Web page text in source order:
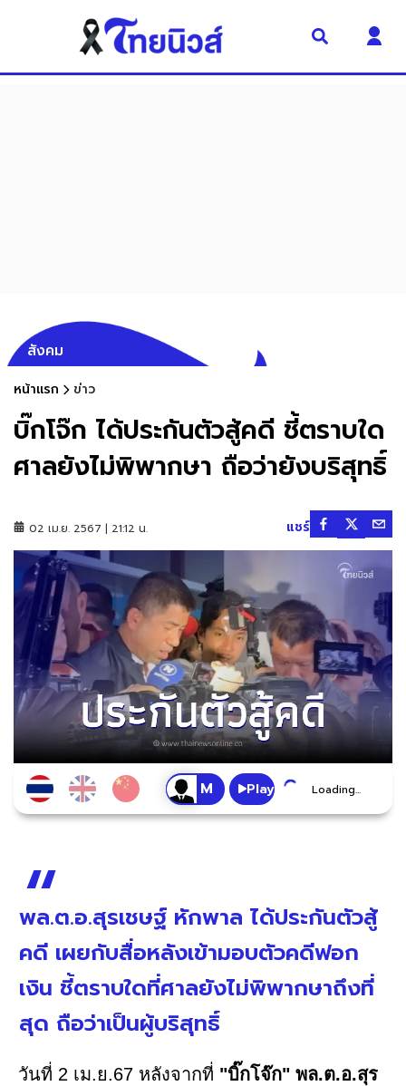
สังคม
หน้าแรก ข่าว
บิ๊กโจ๊ก ได้ประกันตัวสู้คดี ชี้ตราบใด
ศาลยังไม่พิพากษา ถือว่ายังบริสุทธิ์
02 เม.ย. 2567 | 21:12 น. แชร์
Play Loading...
พล.ต.อ.สุรเชษฐ์ หักพาล ได้ประกันตัวสู้
คดี เผยกับสื่อหลังเข้ามอบตัวคดีฟอก
เงิน ชี้ตราบใดที่ศาลยังไม่พิพากษาถึงที่
สุด ถือว่าเป็นผู้บริสุทธิ์
วันที่ 2 เม.ย.67 หลังจากที่ "บิ๊กโจ๊ก" พล.ต.อ.สุร